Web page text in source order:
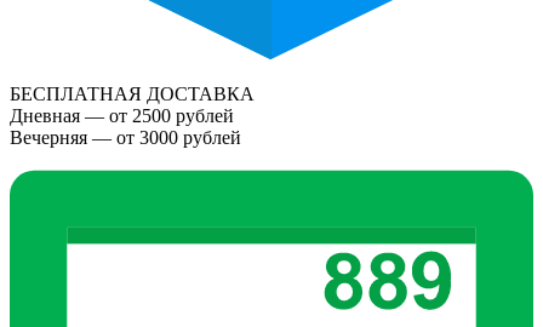
БЕСПЛАТНАЯ ДОСТАВКА
Дневная — от 2500 рублей
Вечерняя — от 3000 рублей